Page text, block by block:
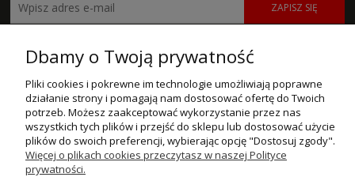
ZAPISZ SIĘ
MOJE KONTO
PŁATNOŚCI I DOSTAWA
INFORMACJE
Dbamy o Twoją prywatność
Pliki cookies i pokrewne im technologie umożliwiają poprawne
działanie strony i pomagają nam dostosować ofertę do Twoich
potrzeb. Możesz zaakceptować wykorzystanie przez nas
wszystkich tych plików i przejść do sklepu lub dostosować użycie
plików do swoich preferencji, wybierając opcję "Dostosuj zgody".
Więcej o plikach cookies przeczytasz w naszej Polityce
prywatności.